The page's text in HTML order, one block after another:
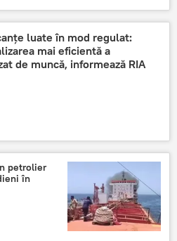
luate în mod regulat:
mai eficientă a
de muncă, informează RIA
petrolier
în